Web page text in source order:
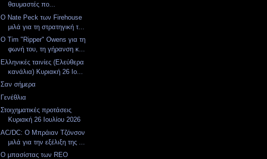
θαυμαστές πο...
Ο Nate Peck των Firehouse
μιλά για τη στρατηγική τ...
Ο Tim "Ripper" Owens για τη
φωνή του, τη γήρανση κ...
Ελληνικές ταινίες (Ελεύθερα
κανάλια) Κυριακή 26 Ιο...
Σαν σήμερα
Γενέθλια
Στοιχηματικές προτάσεις
Κυριακή 26 Ιουλίου 2026
AC/DC: Ο Μπράιαν Τζόνσον
μιλά για την εξέλιξη της ...
Ο μπασίστας των REO